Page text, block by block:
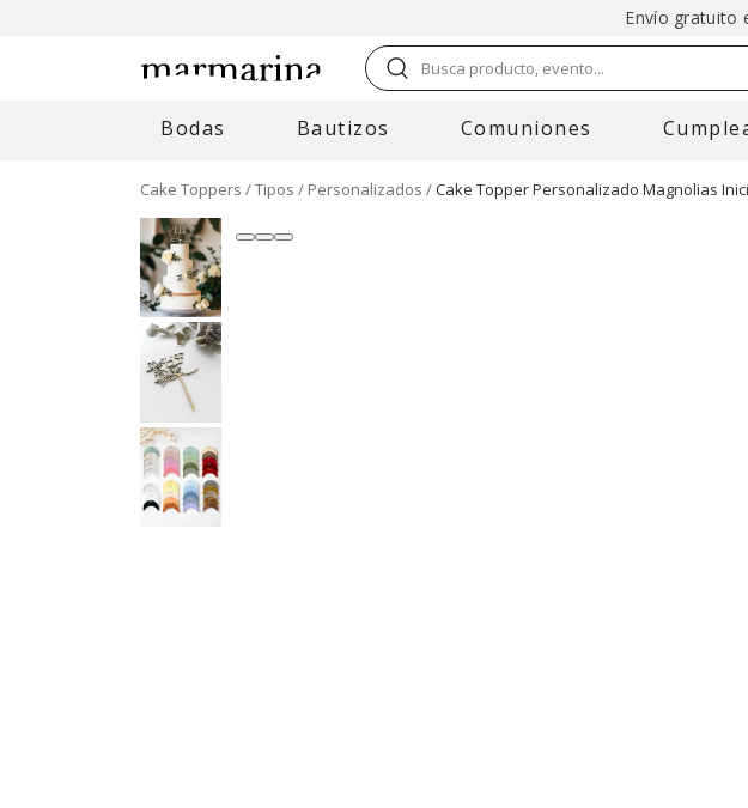
Envío gratuito
Busca producto, evento...
Bodas Bautizos Comuniones
Cake Toppers Tipos Personalizados Cake Topper Personalizado Magnolias